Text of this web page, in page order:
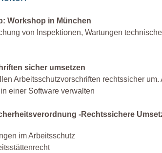
Workshop in München
von Inspektionen, Wartungen
sicher umsetzen
Arbeitsschutzvorschriften rechtssicher
einer Software verwalten
-Rechtssichere
im Arbeitsschutz